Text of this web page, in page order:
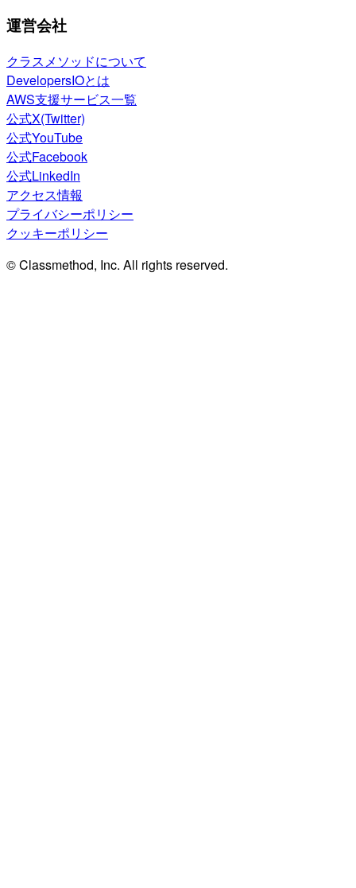
運営会社
クラスメソッドについて
DevelopersIOとは
AWS支援サービス一覧
公式X(Twitter)
公式YouTube
公式Facebook
公式LinkedIn
アクセス情報
プライバシーポリシー
クッキーポリシー
© Classmethod, Inc. All rights reserved.